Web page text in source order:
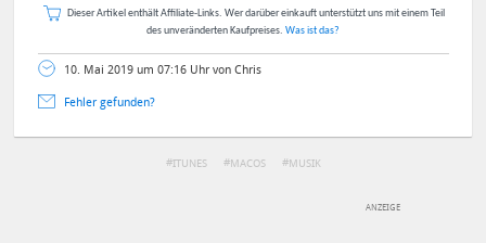
Dieser Artikel enthält Affiliate-Links. Wer darüber einkauft unterstützt uns mit einem Teil
des unveränderten Kaufpreises. Was ist das?
10. Mai 2019 um 07:16 Uhr von Chris
Fehler gefunden?
ITUNES MACOS MUSIK